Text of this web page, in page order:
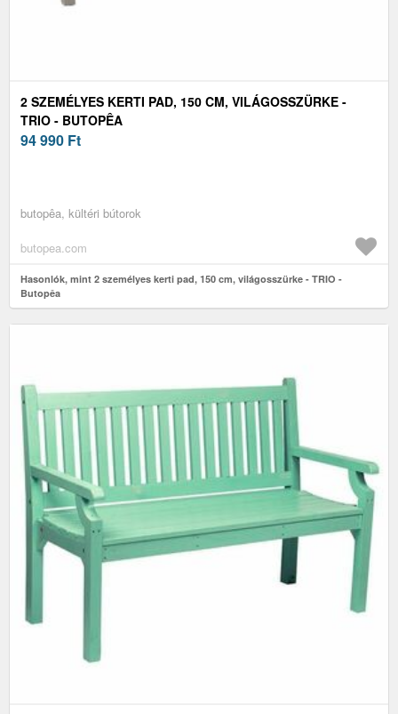
2 SZEMÉLYES KERTI PAD, 150 CM, VILÁGOSSZÜRKE -
TRIO - BUTOPÊA
94 990 Ft
butopêa, kültéri bútorok
butopea.com
Hasonlók, mint 2 személyes kerti pad, 150 cm, világosszürke - TRIO -
Butopêa